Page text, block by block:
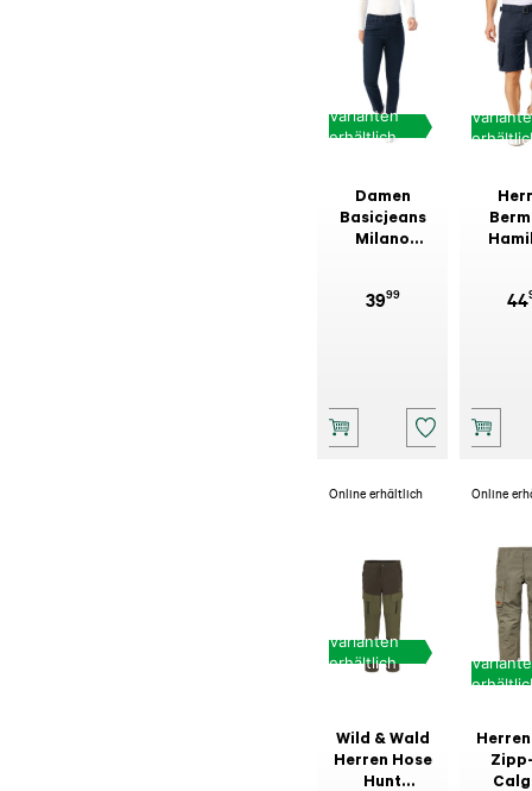
Varianten
erhältlich
Damen
Basicjeans
Milano
3999 44
Online erhältlich
Varianten
erhältlich
Wild & Wald
Herren Hose
Hunt
Online